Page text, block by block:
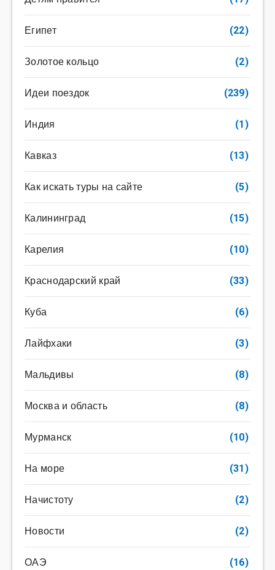
Египет (22)
Золотое кольцо (2)
Идеи поездок (239)
Индия (1)
Кавказ (13)
Как искать туры на сайте (5)
Калининград (15)
Карелия (10)
Краснодарский край (33)
Куба (6)
Лайфхаки (3)
Мальдивы (8)
Москва и область (8)
Мурманск (10)
На море (31)
Начистоту (2)
Новости (2)
ОАЭ (16)